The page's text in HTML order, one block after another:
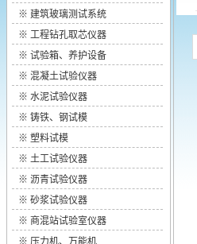
※ 建筑玻璃测试系统
※ 工程钻孔取芯仪器
※ 试验箱、养护设备
※ 混凝土试验仪器
※ 水泥试验仪器
※ 铸铁、钢试模
※ 塑料试模
※ 土工试验仪器
※ 沥青试验仪器
※ 砂浆试验仪器
※ 商混站试验室仪器
※ 压力机、万能机